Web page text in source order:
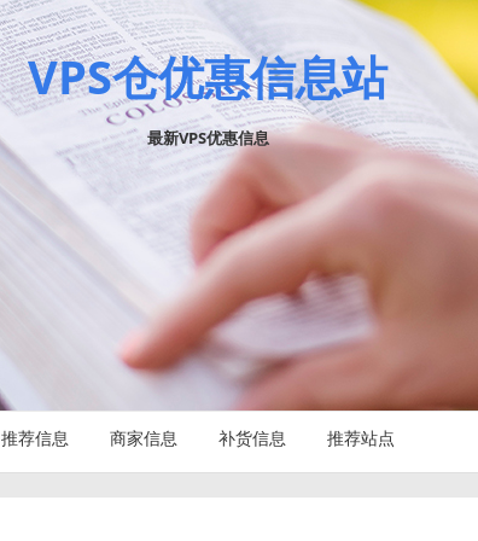
VPS仓优惠信息站
最新VPS优惠信息
推荐信息 商家信息 补货信息 推荐站点